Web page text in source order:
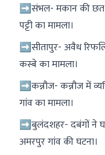
➡संभल- मकान की छत
पट्टी का मामला।
➡सीतापुर- अवैध
कस्बे का मामला।
➡कन्नौज- कन्नौज में
गांव का मामला।
➡बुलंदशहर- दबंगों ने घर
अमरपुर गांव की घटना।